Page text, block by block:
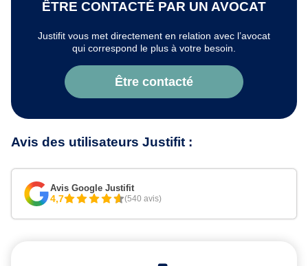
ÊTRE CONTACTÉ PAR UN AVOCAT
Justifit vous met directement en relation avec l’avocat
qui correspond le plus à votre besoin.
Être contacté
Avis des utilisateurs Justifit :
Avis Google Justifit
4,7 (540 avis)